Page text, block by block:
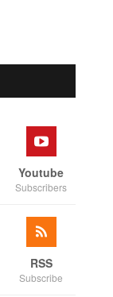
Youtube
Subscribers
RSS
Subscribe